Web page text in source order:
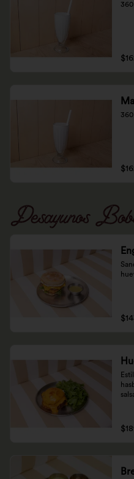
360
360
Desayunos